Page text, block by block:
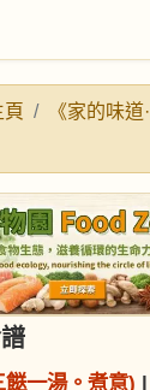
《家的味道
餸一湯。煮意) |